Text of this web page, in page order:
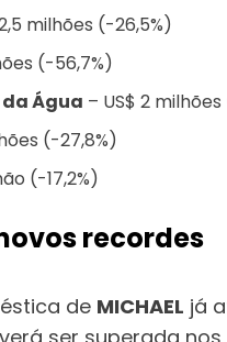
milhões (-26,5%)
(-56,7%)
Água – US$ 2
(-27,8%)
(-17,2%)
recordes
de MICHAEL já